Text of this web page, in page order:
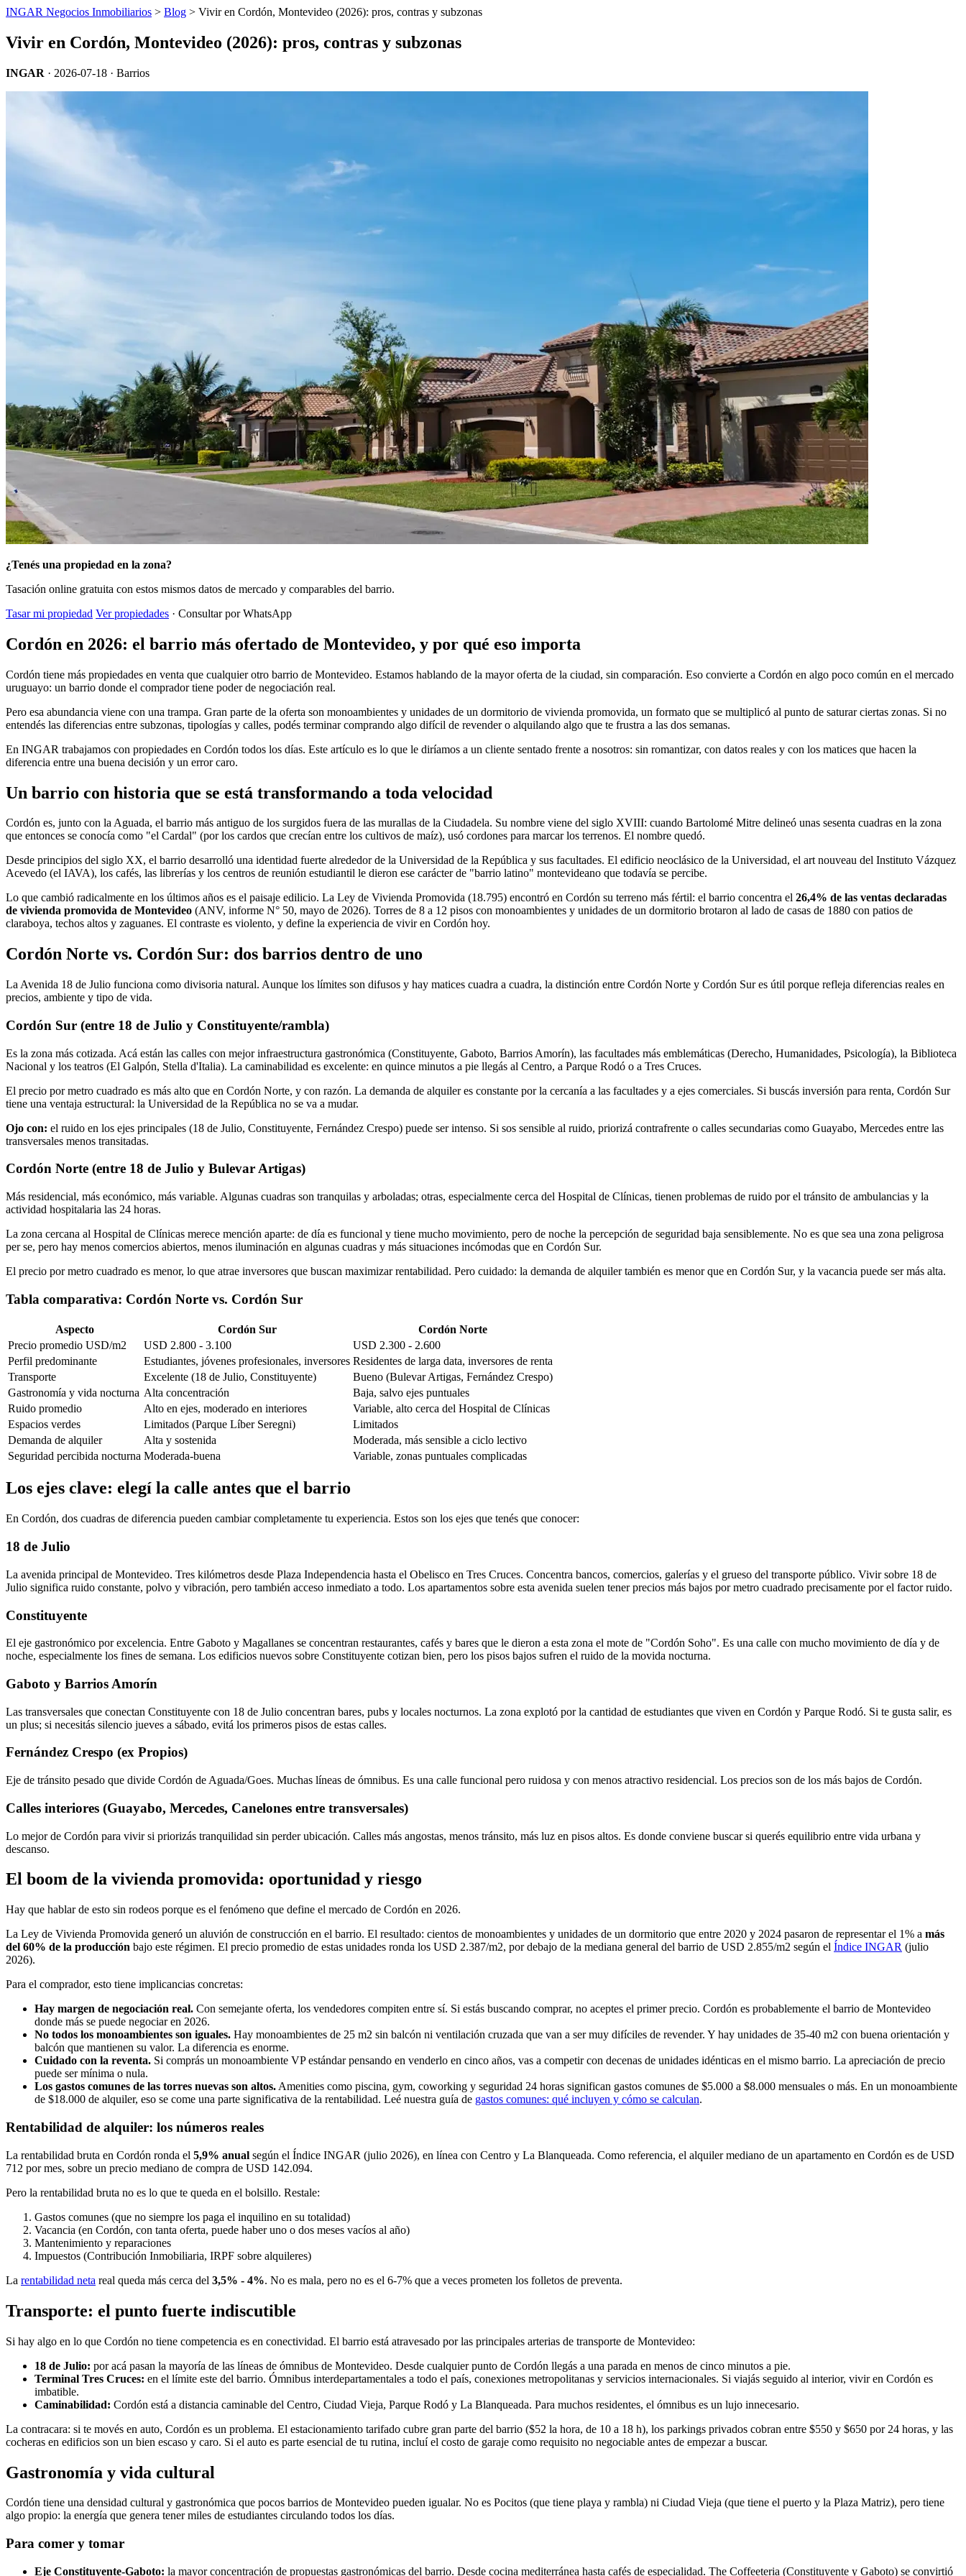
INGAR Negocios Inmobiliarios > Blog > Vivir en Cordón, Montevideo (2026): pros, contras y subzonas
Vivir en Cordón, Montevideo (2026): pros, contras y subzonas
INGAR · 2026-07-18 · Barrios
¿Tenés una propiedad en la zona?
Tasación online gratuita con estos mismos datos de mercado y comparables del barrio.
Tasar mi propiedad Ver propiedades · Consultar por WhatsApp
Cordón en 2026: el barrio más ofertado de Montevideo, y por qué eso importa
Cordón tiene más propiedades en venta que cualquier otro barrio de Montevideo. Estamos hablando de la mayor oferta de la ciudad, sin comparación. Eso convierte a Cordón en algo poco común en el mercado
uruguayo: un barrio donde el comprador tiene poder de negociación real.
Pero esa abundancia viene con una trampa. Gran parte de la oferta son monoambientes y unidades de un dormitorio de vivienda promovida, un formato que se multiplicó al punto de saturar ciertas zonas. Si no
entendés las diferencias entre subzonas, tipologías y calles, podés terminar comprando algo difícil de revender o alquilando algo que te frustra a las dos semanas.
En INGAR trabajamos con propiedades en Cordón todos los días. Este artículo es lo que le diríamos a un cliente sentado frente a nosotros: sin romantizar, con datos reales y con los matices que hacen la
diferencia entre una buena decisión y un error caro.
Un barrio con historia que se está transformando a toda velocidad
Cordón es, junto con la Aguada, el barrio más antiguo de los surgidos fuera de las murallas de la Ciudadela. Su nombre viene del siglo XVIII: cuando Bartolomé Mitre delineó unas sesenta cuadras en la zona
que entonces se conocía como "el Cardal" (por los cardos que crecían entre los cultivos de maíz), usó cordones para marcar los terrenos. El nombre quedó.
Desde principios del siglo XX, el barrio desarrolló una identidad fuerte alrededor de la Universidad de la República y sus facultades. El edificio neoclásico de la Universidad, el art nouveau del Instituto Vázquez
Acevedo (el IAVA), los cafés, las librerías y los centros de reunión estudiantil le dieron ese carácter de "barrio latino" montevideano que todavía se percibe.
Lo que cambió radicalmente en los últimos años es el paisaje edilicio. La Ley de Vivienda Promovida (18.795) encontró en Cordón su terreno más fértil: el barrio concentra el 26,4% de las ventas declaradas
de vivienda promovida de Montevideo (ANV, informe N° 50, mayo de 2026). Torres de 8 a 12 pisos con monoambientes y unidades de un dormitorio brotaron al lado de casas de 1880 con patios de
claraboya, techos altos y zaguanes. El contraste es violento, y define la experiencia de vivir en Cordón hoy.
Cordón Norte vs. Cordón Sur: dos barrios dentro de uno
La Avenida 18 de Julio funciona como divisoria natural. Aunque los límites son difusos y hay matices cuadra a cuadra, la distinción entre Cordón Norte y Cordón Sur es útil porque refleja diferencias reales en
precios, ambiente y tipo de vida.
Cordón Sur (entre 18 de Julio y Constituyente/rambla)
Es la zona más cotizada. Acá están las calles con mejor infraestructura gastronómica (Constituyente, Gaboto, Barrios Amorín), las facultades más emblemáticas (Derecho, Humanidades, Psicología), la Biblioteca
Nacional y los teatros (El Galpón, Stella d'Italia). La caminabilidad es excelente: en quince minutos a pie llegás al Centro, a Parque Rodó o a Tres Cruces.
El precio por metro cuadrado es más alto que en Cordón Norte, y con razón. La demanda de alquiler es constante por la cercanía a las facultades y a ejes comerciales. Si buscás inversión para renta, Cordón Sur
tiene una ventaja estructural: la Universidad de la República no se va a mudar.
Ojo con: el ruido en los ejes principales (18 de Julio, Constituyente, Fernández Crespo) puede ser intenso. Si sos sensible al ruido, priorizá contrafrente o calles secundarias como Guayabo, Mercedes entre las
transversales menos transitadas.
Cordón Norte (entre 18 de Julio y Bulevar Artigas)
Más residencial, más económico, más variable. Algunas cuadras son tranquilas y arboladas; otras, especialmente cerca del Hospital de Clínicas, tienen problemas de ruido por el tránsito de ambulancias y la
actividad hospitalaria las 24 horas.
La zona cercana al Hospital de Clínicas merece mención aparte: de día es funcional y tiene mucho movimiento, pero de noche la percepción de seguridad baja sensiblemente. No es que sea una zona peligrosa
per se, pero hay menos comercios abiertos, menos iluminación en algunas cuadras y más situaciones incómodas que en Cordón Sur.
El precio por metro cuadrado es menor, lo que atrae inversores que buscan maximizar rentabilidad. Pero cuidado: la demanda de alquiler también es menor que en Cordón Sur, y la vacancia puede ser más alta.
Tabla comparativa: Cordón Norte vs. Cordón Sur
Aspecto Cordón Sur
Cordón Norte
Precio promedio USD/m2
USD 2.800 - 3.100
USD 2.300 - 2.600
Perfil predominante
Estudiantes, jóvenes profesionales, inversores Residentes de larga data, inversores de renta
Transporte
Excelente (18 de Julio, Constituyente)
Bueno (Bulevar Artigas, Fernández Crespo)
Gastronomía y vida nocturna Alta concentración
Baja, salvo ejes puntuales
Ruido promedio
Alto en ejes, moderado en interiores
Variable, alto cerca del Hospital de Clínicas
Espacios verdes
Limitados (Parque Líber Seregni)
Limitados
Demanda de alquiler
Alta y sostenida
Moderada, más sensible a ciclo lectivo
Seguridad percibida nocturna Moderada-buena Variable, zonas puntuales complicadas
Los ejes clave: elegí la calle antes que el barrio
En Cordón, dos cuadras de diferencia pueden cambiar completamente tu experiencia. Estos son los ejes que tenés que conocer:
18 de Julio
La avenida principal de Montevideo. Tres kilómetros desde Plaza Independencia hasta el Obelisco en Tres Cruces. Concentra bancos, comercios, galerías y el grueso del transporte público. Vivir sobre 18 de
Julio significa ruido constante, polvo y vibración, pero también acceso inmediato a todo. Los apartamentos sobre esta avenida suelen tener precios más bajos por metro cuadrado precisamente por el factor ruido.
Constituyente
El eje gastronómico por excelencia. Entre Gaboto y Magallanes se concentran restaurantes, cafés y bares que le dieron a esta zona el mote de "Cordón Soho". Es una calle con mucho movimiento de día y de
noche, especialmente los fines de semana. Los edificios nuevos sobre Constituyente cotizan bien, pero los pisos bajos sufren el ruido de la movida nocturna.
Gaboto y Barrios Amorín
Las transversales que conectan Constituyente con 18 de Julio concentran bares, pubs y locales nocturnos. La zona explotó por la cantidad de estudiantes que viven en Cordón y Parque Rodó. Si te gusta salir, es
un plus; si necesitás silencio jueves a sábado, evitá los primeros pisos de estas calles.
Fernández Crespo (ex Propios)
Eje de tránsito pesado que divide Cordón de Aguada/Goes. Muchas líneas de ómnibus. Es una calle funcional pero ruidosa y con menos atractivo residencial. Los precios son de los más bajos de Cordón.
Calles interiores (Guayabo, Mercedes, Canelones entre transversales)
Lo mejor de Cordón para vivir si priorizás tranquilidad sin perder ubicación. Calles más angostas, menos tránsito, más luz en pisos altos. Es donde conviene buscar si querés equilibrio entre vida urbana y
descanso.
El boom de la vivienda promovida: oportunidad y riesgo
Hay que hablar de esto sin rodeos porque es el fenómeno que define el mercado de Cordón en 2026.
La Ley de Vivienda Promovida generó un aluvión de construcción en el barrio. El resultado: cientos de monoambientes y unidades de un dormitorio que entre 2020 y 2024 pasaron de representar el 1% a más
del 60% de la producción bajo este régimen. El precio promedio de estas unidades ronda los USD 2.387/m2, por debajo de la mediana general del barrio de USD 2.855/m2 según el Índice INGAR (julio
2026).
Para el comprador, esto tiene implicancias concretas:
Hay margen de negociación real. Con semejante oferta, los vendedores compiten entre sí. Si estás buscando comprar, no aceptes el primer precio. Cordón es probablemente el barrio de Montevideo
donde más se puede negociar en 2026.
No todos los monoambientes son iguales. Hay monoambientes de 25 m2 sin balcón ni ventilación cruzada que van a ser muy difíciles de revender. Y hay unidades de 35-40 m2 con buena orientación y
balcón que mantienen su valor. La diferencia es enorme.
Cuidado con la reventa. Si comprás un monoambiente VP estándar pensando en venderlo en cinco años, vas a competir con decenas de unidades idénticas en el mismo barrio. La apreciación de precio
puede ser mínima o nula.
Los gastos comunes de las torres nuevas son altos. Amenities como piscina, gym, coworking y seguridad 24 horas significan gastos comunes de $5.000 a $8.000 mensuales o más. En un monoambiente
de $18.000 de alquiler, eso se come una parte significativa de la rentabilidad. Leé nuestra guía de gastos comunes: qué incluyen y cómo se calculan.
Rentabilidad de alquiler: los números reales
La rentabilidad bruta en Cordón ronda el 5,9% anual según el Índice INGAR (julio 2026), en línea con Centro y La Blanqueada. Como referencia, el alquiler mediano de un apartamento en Cordón es de USD
712 por mes, sobre un precio mediano de compra de USD 142.094.
Pero la rentabilidad bruta no es lo que te queda en el bolsillo. Restale:
Gastos comunes (que no siempre los paga el inquilino en su totalidad)
Vacancia (en Cordón, con tanta oferta, puede haber uno o dos meses vacíos al año)
Mantenimiento y reparaciones
Impuestos (Contribución Inmobiliaria, IRPF sobre alquileres)
La rentabilidad neta real queda más cerca del 3,5% - 4%. No es mala, pero no es el 6-7% que a veces prometen los folletos de preventa.
Transporte: el punto fuerte indiscutible
Si hay algo en lo que Cordón no tiene competencia es en conectividad. El barrio está atravesado por las principales arterias de transporte de Montevideo:
18 de Julio: por acá pasan la mayoría de las líneas de ómnibus de Montevideo. Desde cualquier punto de Cordón llegás a una parada en menos de cinco minutos a pie.
Terminal Tres Cruces: en el límite este del barrio. Ómnibus interdepartamentales a todo el país, conexiones metropolitanas y servicios internacionales. Si viajás seguido al interior, vivir en Cordón es
imbatible.
Caminabilidad: Cordón está a distancia caminable del Centro, Ciudad Vieja, Parque Rodó y La Blanqueada. Para muchos residentes, el ómnibus es un lujo innecesario.
La contracara: si te movés en auto, Cordón es un problema. El estacionamiento tarifado cubre gran parte del barrio ($52 la hora, de 10 a 18 h), los parkings privados cobran entre $550 y $650 por 24 horas, y las
cocheras en edificios son un bien escaso y caro. Si el auto es parte esencial de tu rutina, incluí el costo de garaje como requisito no negociable antes de empezar a buscar.
Gastronomía y vida cultural
Cordón tiene una densidad cultural y gastronómica que pocos barrios de Montevideo pueden igualar. No es Pocitos (que tiene playa y rambla) ni Ciudad Vieja (que tiene el puerto y la Plaza Matriz), pero tiene
algo propio: la energía que genera tener miles de estudiantes circulando todos los días.
Para comer y tomar
Eje Constituyente-Gaboto: la mayor concentración de propuestas gastronómicas del barrio. Desde cocina mediterránea hasta cafés de especialidad. The Coffeeteria (Constituyente y Gaboto) se convirtió